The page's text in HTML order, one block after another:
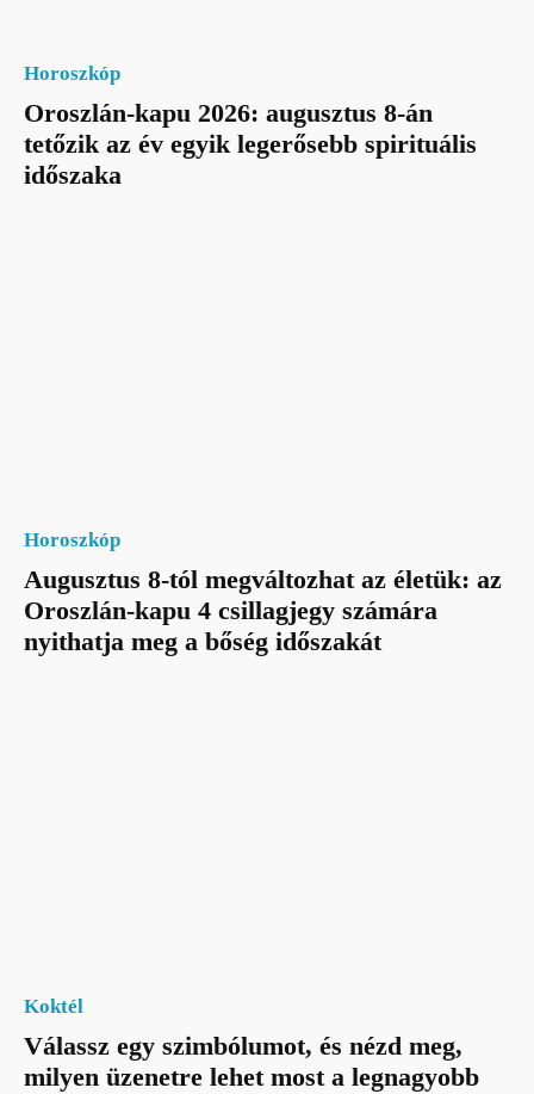
Horoszkóp
Oroszlán-kapu 2026: augusztus 8-án
tetőzik az év egyik legerősebb spirituális
időszaka
Horoszkóp
Augusztus 8-tól megváltozhat az életük: az
Oroszlán-kapu 4 csillagjegy számára
nyithatja meg a bőség időszakát
Koktél
Válassz egy szimbólumot, és nézd meg,
milyen üzenetre lehet most a legnagyobb